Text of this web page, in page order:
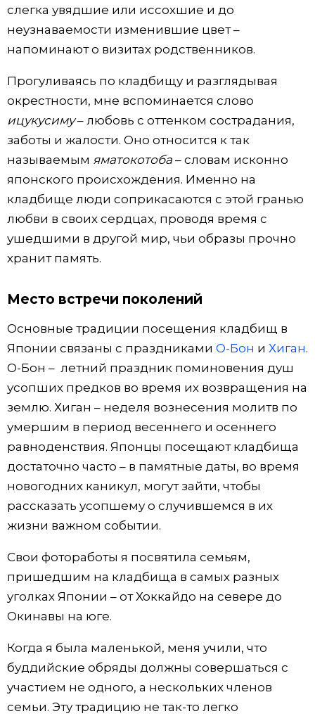
От редакции
слегка увядшие или иссохшие и до
неузнаваемости изменившие цвет –
напоминают о визитах родственников.
Прогуливаясь по кладбищу и разглядывая
окрестности, мне вспоминается слово
ицукусиму– любовь с оттенком сострадания,
заботы и жалости. Оно относится к так
называемым яматокотоба – словам исконно
японского происхождения. Именно на
кладбище люди соприкасаются с этой гранью
любви в своих сердцах, проводя время с
ушедшими в другой мир, чьи образы прочно
хранит память.
Место встречи поколений
Основные традиции посещения кладбищ в
Японии связаны с праздниками О-Бон и Хиган.
О-Бон – летний праздник поминовения душ
усопших предков во время их возвращения на
землю. Хиган – неделя вознесения молитв по
умершим в период весеннего и осеннего
равноденствия. Японцы посещают кладбища
достаточно часто – в памятные даты, во время
новогодних каникул, могут зайти, чтобы
рассказать усопшему о случившемся в их
жизни важном событии.
Свои фотоработы я посвятила семьям,
пришедшим на кладбища в самых разных
уголках Японии – от Хоккайдо на севере до
Окинавы на юге.
Когда я была маленькой, меня учили, что
буддийские обряды должны совершаться с
участием не одного, а нескольких членов
семьи. Эту традицию не так-то легко